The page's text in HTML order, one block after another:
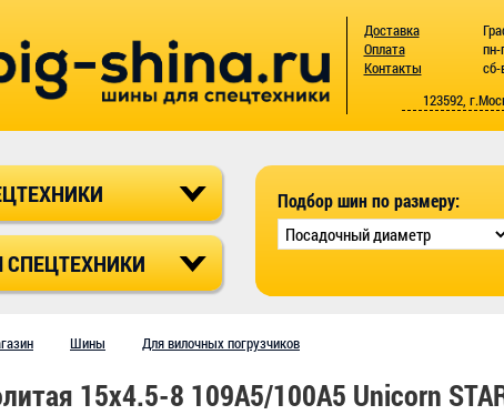
Доставка
Оплата
Контакты
123592,
Подбор шин по размеру:
Шины Для вилочных погрузчиков
15x4.5-8 109A5/100A5 Unicorn